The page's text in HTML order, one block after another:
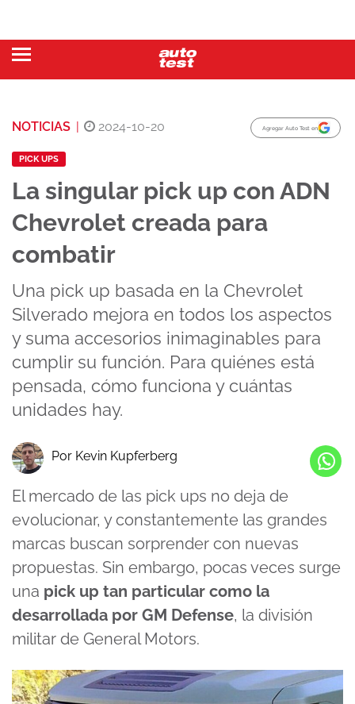
NOTICIAS | 2024-10-20 Agregar Auto Test en
PICK UPS
La singular pick up con ADN
Chevrolet creada para
combatir
Una pick up basada en la Chevrolet
Silverado mejora en todos los aspectos
y suma accesorios inimaginables para
cumplir su función. Para quiénes está
pensada, cómo funciona y cuántas
unidades hay.
Por Kevin Kupferberg
El mercado de las pick ups no deja de
evolucionar, y constantemente las grandes
marcas buscan sorprender con nuevas
propuestas. Sin embargo, pocas veces surge
una pick up tan particular como la
desarrollada por GM Defense, la división
militar de General Motors.